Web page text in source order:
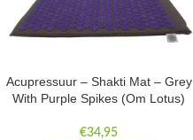
Acupressuur – Shakti Mat – Grey
With Purple Spikes (Om Lotus)
€34,95